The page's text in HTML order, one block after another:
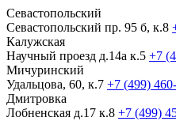
Севастопольский
Севастопольский пр. 95 б, к.8
Калужская
Научный проезд д.14а к.5 +7
Мичуринский
Удальцова, 60, к.7 +7 (499)
Дмитровка
Лобненская д.17 к.8 +7 (499)